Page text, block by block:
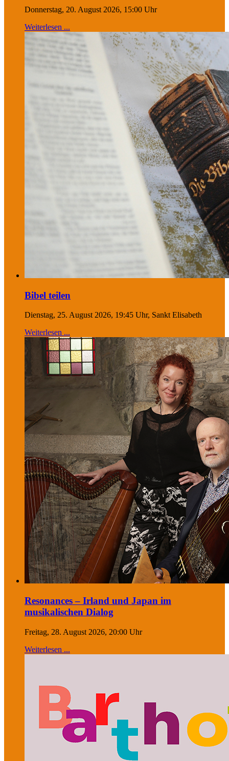
Donnerstag, 20. August 2026, 15:00 Uhr
Weiterlesen ...
Bibel teilen
Dienstag, 25. August 2026, 19:45 Uhr, Sankt Elisabeth
Weiterlesen ...
Resonances – Irland und Japan im
musikalischen Dialog
Freitag, 28. August 2026, 20:00 Uhr
Weiterlesen ...